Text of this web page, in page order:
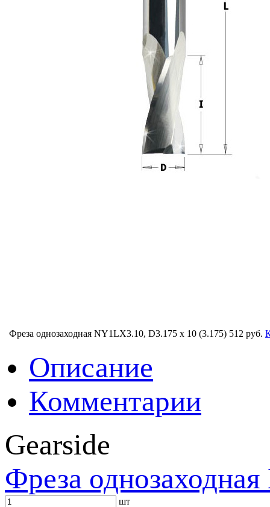
Фреза однозаходная NY1LX3.10, D3.175 x 10 (3.175) 512 руб.
Описание
Комментарии
Gearside
Фреза
шт